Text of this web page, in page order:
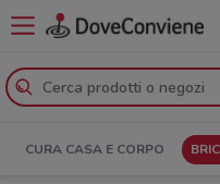
CURA CASA E CORPO